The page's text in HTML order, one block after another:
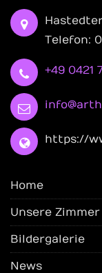
Telefon:
+49 0421
https://
Home
Unsere Zimmer
Bildergalerie
News